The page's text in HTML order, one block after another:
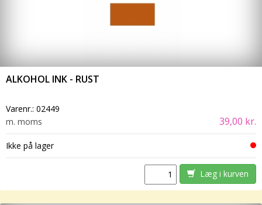
ALKOHOL INK - RUST
Varenr.: 02449
m. moms
39,00 kr.
Ikke på lager
Læg i kurven